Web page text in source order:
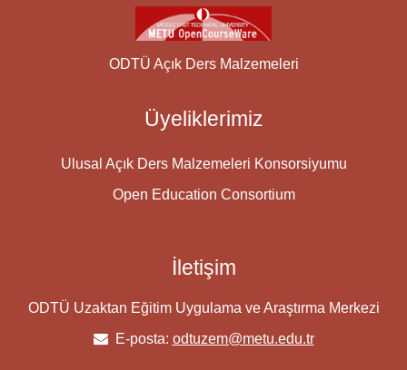
ODTÜ Açık Ders Malzemeleri
Üyeliklerimiz
Ulusal Açık Ders Malzemeleri Konsorsiyumu
Open Education Consortium
İletişim
ODTÜ Uzaktan Eğitim Uygulama ve Araştırma Merkezi
E-posta: odtuzem@metu.edu.tr